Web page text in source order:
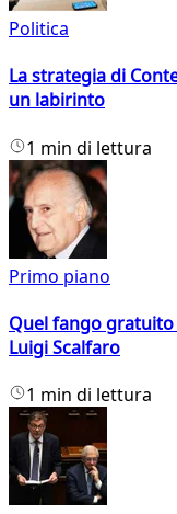
Politica
La strategia di
un labirinto
1 min di lettura
Primo piano
Quel fango gratuito
Luigi Scalfaro
1 min di lettura